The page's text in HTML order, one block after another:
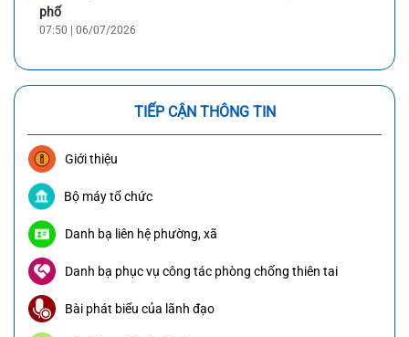
phố
07:50 | 06/07/2026
TIẾP CẬN THÔNG TIN
Giới thiệu
Bộ máy tổ chức
Danh bạ liên hệ phường, xã
Danh bạ phục vụ công tác phòng chống thiên tai
Bài phát biểu của lãnh đạo